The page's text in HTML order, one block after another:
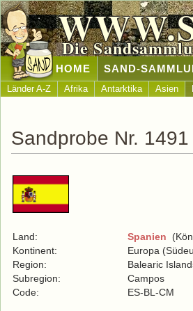
Die
HOME SAND-
Länder A-Z Afrika Antarktika Asien
Sandprobe Nr.
Land: Spanien
Kontinent:
Europa
Region:
Balearic
Subregion:
Campos
Code:
ES-BL-CM